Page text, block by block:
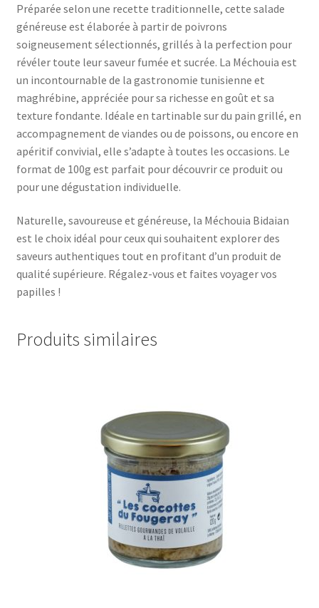
Préparée selon une recette traditionnelle, cette salade
généreuse est élaborée à partir de poivrons
soigneusement sélectionnés, grillés à la perfection pour
révéler toute leur saveur fumée et sucrée. La Méchouia est
un incontournable de la gastronomie tunisienne et
maghrébine, appréciée pour sa richesse en goût et sa
texture fondante. Idéale en tartinable sur du pain grillé, en
accompagnement de viandes ou de poissons, ou encore en
apéritif convivial, elle s’adapte à toutes les occasions. Le
format de 100g est parfait pour découvrir ce produit ou
pour une dégustation individuelle.
Naturelle, savoureuse et généreuse, la Méchouia Bidaian
est le choix idéal pour ceux qui souhaitent explorer des
saveurs authentiques tout en profitant d’un produit de
qualité supérieure. Régalez-vous et faites voyager vos
papilles !
Produits similaires